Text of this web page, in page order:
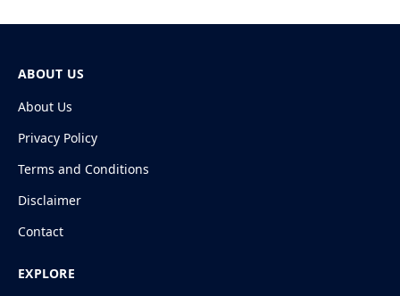
ABOUT US
About Us
Privacy Policy
Terms and Conditions
Disclaimer
Contact
EXPLORE